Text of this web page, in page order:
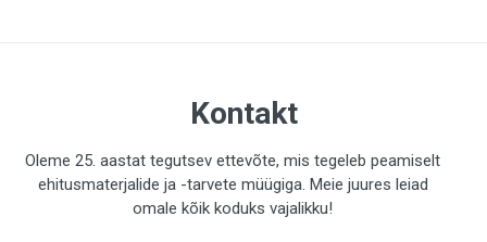
Kontakt
Oleme 25. aastat tegutsev ettevõte, mis tegeleb peamiselt
ehitusmaterjalide ja -tarvete müügiga. Meie juures leiad
omale kõik koduks vajalikku!